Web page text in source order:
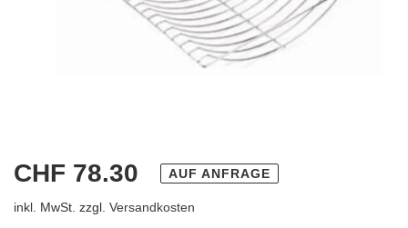
Normaler
Preis
CHF 78.30 AUF ANFRAGE
inkl. MwSt. zzgl. Versandkosten